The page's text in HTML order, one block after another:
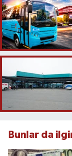
Bunlar da